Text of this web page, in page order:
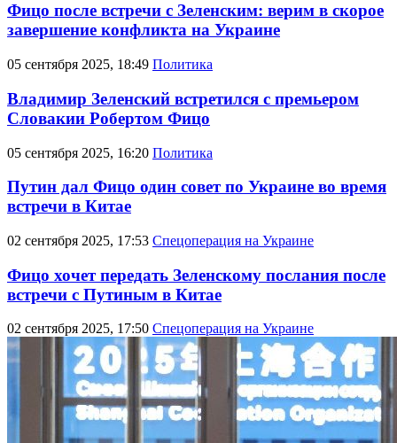
Фицо после встречи с Зеленским: верим в скорое
завершение конфликта на Украине
05 сентября 2025, 18:49 Политика
Владимир Зеленский встретился с премьером
Словакии Робертом Фицо
05 сентября 2025, 16:20 Политика
Путин дал Фицо один совет по Украине во время
встречи в Китае
02 сентября 2025, 17:53 Спецоперация на Украине
Фицо хочет передать Зеленскому послания после
встречи с Путиным в Китае
02 сентября 2025, 17:50 Спецоперация на Украине